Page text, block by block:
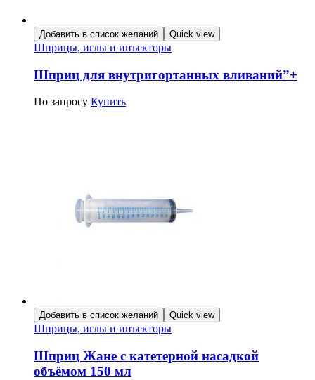
Добавить в список желаний Quick view
Шприцы, иглы и инъекторы
Шприц для внутригортанных вливаний”+
По запросу Купить
Добавить в список желаний Quick view
Шприцы, иглы и инъекторы
Шприц Жане с катетерной насадкой
объёмом 150 мл